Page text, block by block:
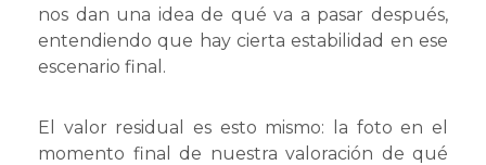
nos dan una idea de qué va a pasar después,
entendiendo que hay cierta estabilidad en ese
escenario final.
El valor residual es esto mismo: la foto en el
momento final de nuestra valoración de qué